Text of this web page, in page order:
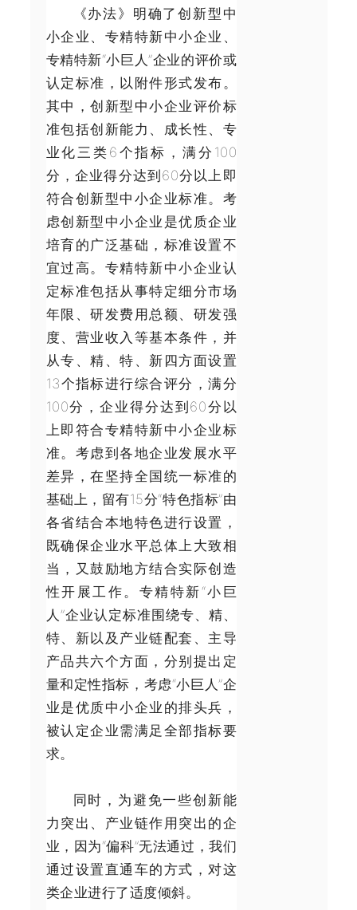
《办法》明确了创新型中
小企业、专精特新中小企业、
专精特新“小巨人”企业的评价或
认定标准，以附件形式发布。
其中，创新型中小企业评价标
准包括创新能力、成长性、专
业化三类6个指标，满分100
分，企业得分达到60分以上即
符合创新型中小企业标准。考
虑创新型中小企业是优质企业
培育的广泛基础，标准设置不
宜过高。专精特新中小企业认
定标准包括从事特定细分市场
年限、研发费用总额、研发强
度、营业收入等基本条件，并
从专、精、特、新四方面设置
13个指标进行综合评分，满分
100分，企业得分达到60分以
上即符合专精特新中小企业标
准。考虑到各地企业发展水平
差异，在坚持全国统一标准的
基础上，留有15分“特色指标”由
各省结合本地特色进行设置，
既确保企业水平总体上大致相
当，又鼓励地方结合实际创造
性开展工作。专精特新“小巨
人”企业认定标准围绕专、精、
特、新以及产业链配套、主导
产品共六个方面，分别提出定
量和定性指标，考虑“小巨人”企
业是优质中小企业的排头兵，
被认定企业需满足全部指标要
求。
同时，为避免一些创新能
力突出、产业链作用突出的企
业，因为“偏科”无法通过，我们
通过设置直通车的方式，对这
类企业进行了适度倾斜。